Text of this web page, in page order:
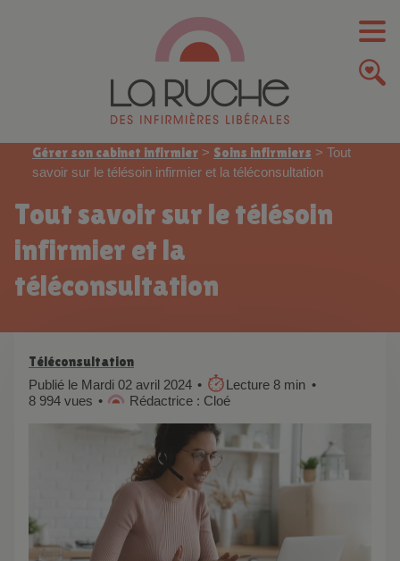
Gérer son cabinet infirmier > Soins infirmiers > Tout
savoir sur le télésoin infirmier et la téléconsultation
Tout savoir sur le télésoin
infirmier et la
téléconsultation
Téléconsultation
Publié le Mardi 02 avril 2024
Lecture 8 min
8 994 vues
Rédactrice : Cloé